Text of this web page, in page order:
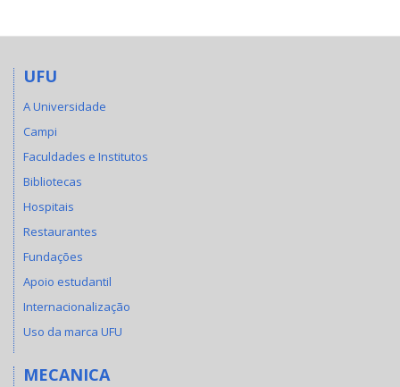
UFU
A Universidade
Campi
Faculdades e Institutos
Bibliotecas
Hospitais
Restaurantes
Fundações
Apoio estudantil
Internacionalização
Uso da marca UFU
MECANICA